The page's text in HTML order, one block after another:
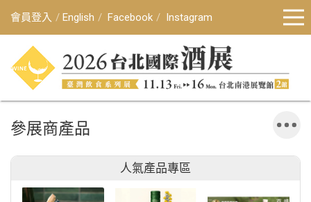
會員登入 English Facebook Instagram
參展商產品
人氣產品專區